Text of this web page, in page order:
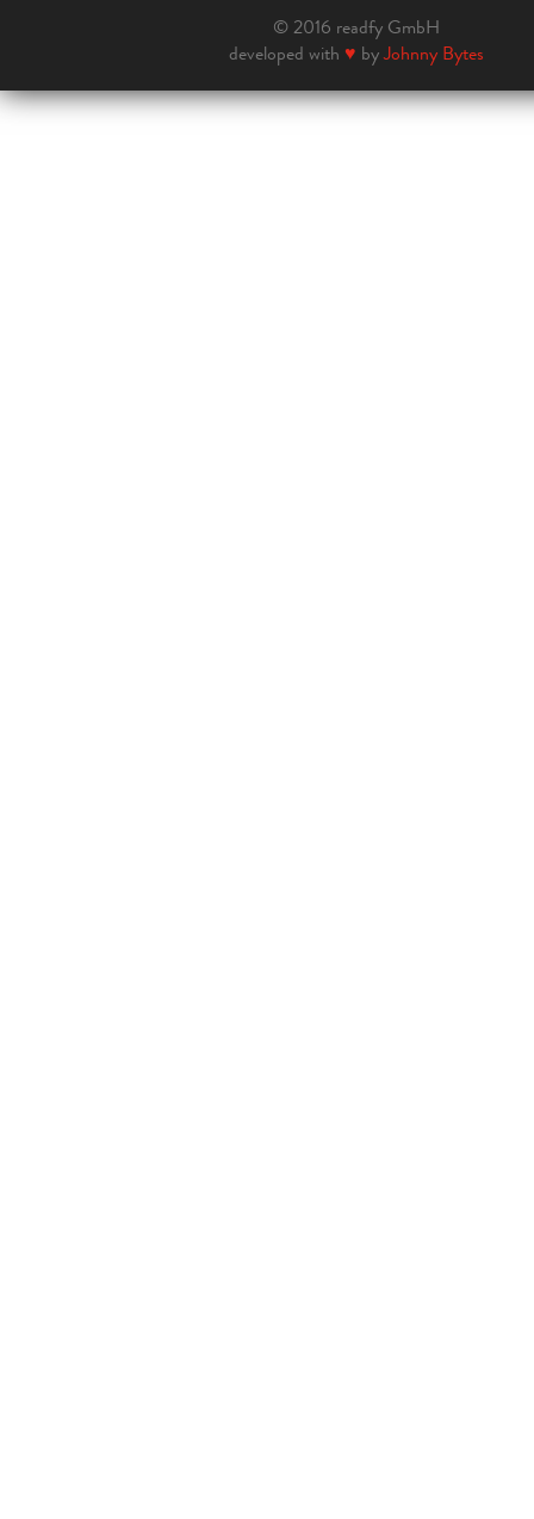
© 2016 readfy GmbH
developed with ♥ byJohnny Bytes